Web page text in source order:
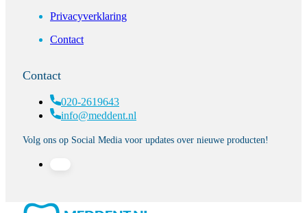
Privacyverklaring
Contact
Contact
020-2619643
info@meddent.nl
Volg ons op Social Media voor updates over nieuwe producten!